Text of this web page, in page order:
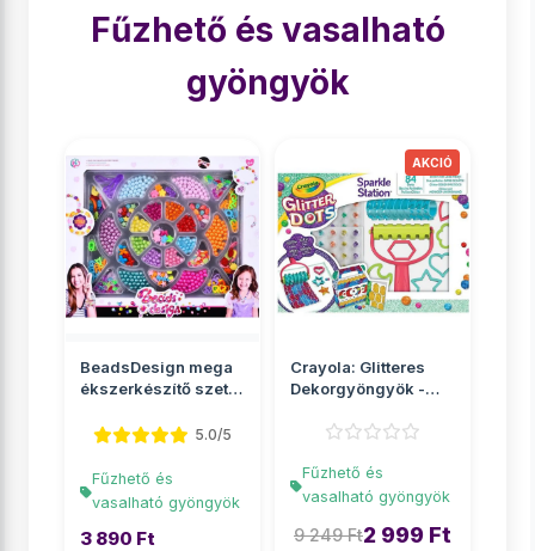
Fűzhető és vasalható
gyöngyök
BeadsDesign mega
ékszerkészítő szett
5.0/5
Fűzhető és
vasalható gyöngyök
3 890 Ft
Crayola: Glitteres
Dekorgyöngyök -
sze...
Fűzhető és
vasalható gyöngyök
9 249 Ft2 999 Ft